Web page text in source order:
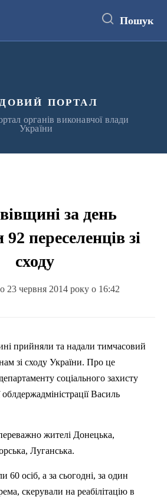
Пошук
портал
органів виконавчої влади
України
за день
переселенців зі
сходу
23 червня 2014 року о 16:42
прийняли та надали тимчасовий
зі сходу України. Про це
соціального захисту
Василь
жителі Донецька,
Луганська.
60 осіб, а за сьогодні, за один
скерували на реабілітацію в